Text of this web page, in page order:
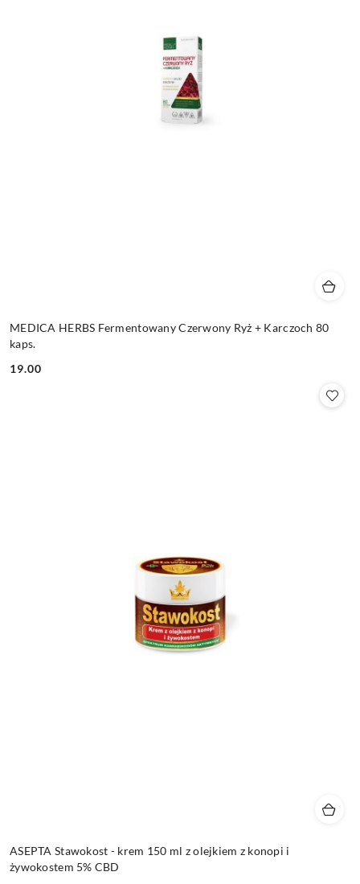
MEDICA HERBS Fermentowany Czerwony Ryż + Karczoch 80
kaps.
Cena:
19.00
ASEPTA Stawokost - krem 150 ml z olejkiem z konopi i
żywokostem 5% CBD